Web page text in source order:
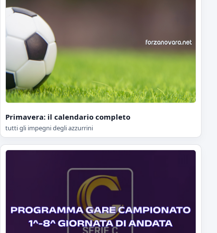
Primavera: il calendario completo
tutti gli impegni degli azzurrini